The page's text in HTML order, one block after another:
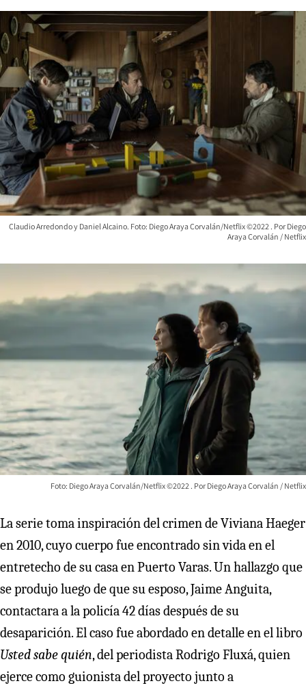
Claudio Arredondo y Daniel Alcaino. Foto: Diego Araya Corvalán/Netflix ©2022
Diego
Araya Corvalán / Netflix
Foto: Diego Araya Corvalán/Netflix ©2022 Diego Araya Corvalán / Netflix
La serie toma inspiración del crimen de Viviana Haeger
en 2010, cuyo cuerpo fue encontrado sin vida en el
entretecho de su casa en Puerto Varas. Un hallazgo que
se produjo luego de que su esposo, Jaime Anguita,
contactara a la policía 42 días después de su
desaparición. El caso fue abordado en detalle en el libro
Usted sabe quién, del periodista Rodrigo Fluxá, quien
ejerce como guionista del proyecto junto a